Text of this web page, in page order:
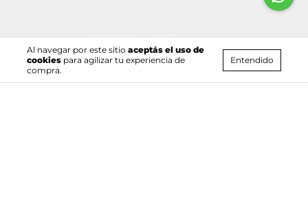
Al navegar por este sitio aceptás el uso de
cookies para agilizar tu experiencia de
compra.
Entendido